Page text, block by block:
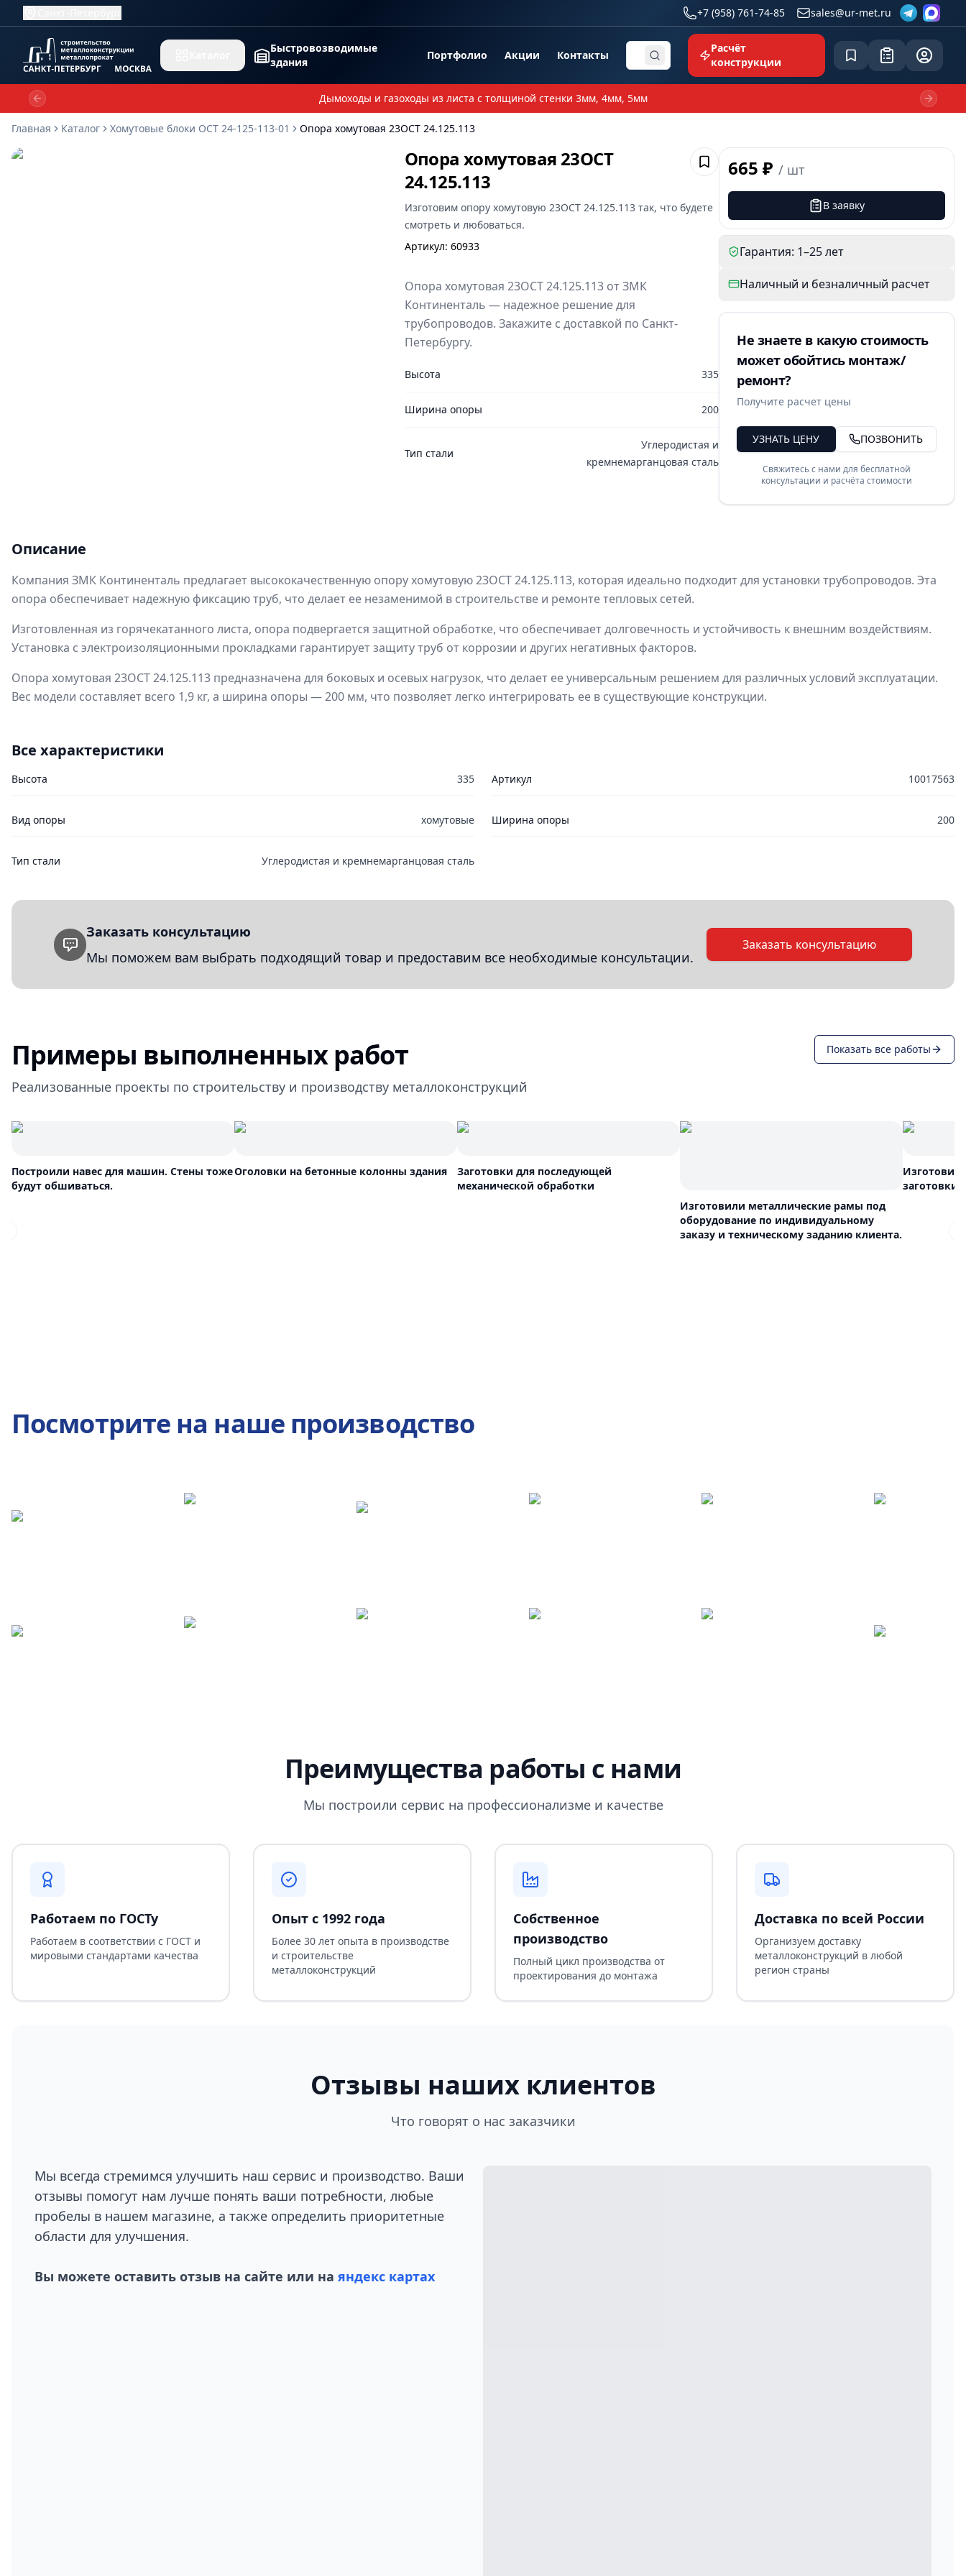
+7 (958) 761-74-85 sales@ur-met.ru
Быстровозводимые
здания
Портфолио Акции Контакты
Расчёт
конструкции
Сохранённое
Заявка
Дымоходы и газоходы из листа с толщиной стенки 3мм, 4мм, 5мм
Previous slide
Next
Главная
Каталог Хомутовые блоки ОСТ 24-125-113-01 Опора хомутовая 23ОСТ 24.125.113
Опора хомутовая 23ОСТ
24.125.113
Сохранить
Изготовим опору хомутовую 23ОСТ 24.125.113так, что будете
смотреть и любоваться.
Артикул: 60933
Опора хомутовая 23ОСТ 24.125.113 от ЗМК
Континенталь — надежное решение для
трубопроводов. Закажите с доставкой по Санкт-
Петербургу.
Высота 335
Ширина опоры 200
Тип стали
Углеродистая и
кремнемарганцовая сталь
665 ₽ / шт
В заявку
Гарантия: 1–25 лет
Наличный и безналичный расчет
Не знаете в какую стоимость
может обойтись монтаж/
ремонт?
Получите расчет цены
УЗНАТЬ ЦЕНУ ПОЗВОНИТЬ
Свяжитесь с нами для бесплатной
консультации и расчёта стоимости
Описание
Компания ЗМК Континенталь предлагает высококачественную опору хомутовую 23ОСТ 24.125.113, которая идеально подходит для установки трубопроводов. Эта
опора обеспечивает надежную фиксацию труб, что делает ее незаменимой в строительстве и ремонте тепловых сетей.
Изготовленная из горячекатанного листа, опора подвергается защитной обработке, что обеспечивает долговечность и устойчивость к внешним воздействиям.
Установка с электроизоляционными прокладками гарантирует защиту труб от коррозии и других негативных факторов.
Опора хомутовая 23ОСТ 24.125.113 предназначена для боковых и осевых нагрузок, что делает ее универсальным решением для различных условий эксплуатации.
Вес модели составляет всего 1,9 кг, а ширина опоры — 200 мм, что позволяет легко интегрировать ее в существующие конструкции.
Все характеристики
Высота 335 Артикул 10017563
Вид опоры хомутовые Ширина опоры 200
Тип стали Углеродистая и кремнемарганцовая сталь
Заказать консультацию
Мы поможем вам выбрать подходящий товар и предоставим все необходимые консультации.
Заказать консультацию
Примеры выполненных работ
Реализованные проекты по строительству и производству металлоконструкций
Показать все работы
Построили навес для машин. Стены тоже
будут обшиваться.
Оголовки на бетонные колонны здания
Заготовки для последующей
механической обработки
Изготовили металлические рамы под
оборудование по индивидуальному
заказу и техническому заданию клиента.
заготовки
Посмотрите на наше производство
Преимущества работы с нами
Мы построили сервис на профессионализме и качестве
Работаем по ГОСТу
Работаем в соответствии с ГОСТ и
мировыми стандартами качества
Опыт с 1992 года
Более 30 лет опыта в производстве
и строительстве
металлоконструкций
Собственное
производство
Полный цикл производства от
проектирования до монтажа
Доставка по всей России
Организуем доставку
металлоконструкций в любой
регион страны
Отзывы наших клиентов
Что говорят о нас заказчики
Мы всегда стремимся улучшить наш сервис и производство. Ваши
отзывы помогут нам лучше понять ваши потребности, любые
пробелы в нашем магазине, а также определить приоритетные
области для улучшения.
Вы можете оставить отзыв на сайте или на яндекс картах